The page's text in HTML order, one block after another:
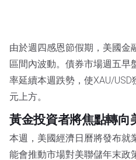
由於週四感恩節假期，美國金
區間內波動。債券市場週五早
率延續本週跌勢，使XAU/
元上方。
黃金投資者將焦點轉向
本週，美國經濟日曆將發布就
能會推動市場對美聯儲年末政